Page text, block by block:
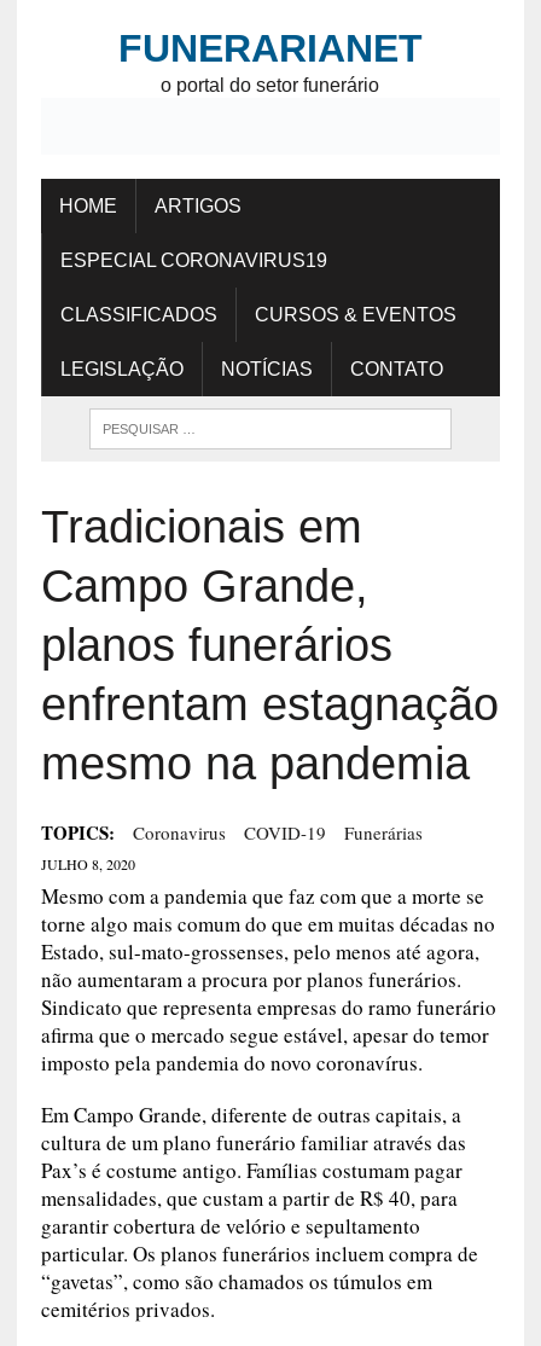
FUNERARIANET
o portal do setor funerário
HOME ARTIGOS
ESPECIAL CORONAVIRUS19
CLASSIFICADOS CURSOS & EVENTOS
LEGISLAÇÃO NOTÍCIAS CONTATO
Tradicionais em
Campo Grande,
planos funerários
enfrentam estagnação
mesmo na pandemia
TOPICS: Coronavirus COVID-19 Funerárias
JULHO 8, 2020
Mesmo com a pandemia que faz com que a morte se
torne algo mais comum do que em muitas décadas no
Estado, sul-mato-grossenses, pelo menos até agora,
não aumentaram a procura por planos funerários.
Sindicato que representa empresas do ramo funerário
afirma que o mercado segue estável, apesar do temor
imposto pela pandemia do novo coronavírus.
Em Campo Grande, diferente de outras capitais, a
cultura de um plano funerário familiar através das
Pax’s é costume antigo. Famílias costumam pagar
mensalidades, que custam a partir de R$ 40, para
garantir cobertura de velório e sepultamento
particular. Os planos funerários incluem compra de
“gavetas”, como são chamados os túmulos em
cemitérios privados.